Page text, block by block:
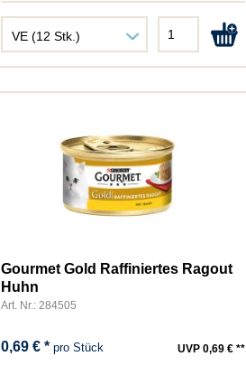
Gourmet Gold Raffiniertes Ragout
Huhn
Art. Nr.: 284505
0,69 € * pro Stück UVP 0,69 € **